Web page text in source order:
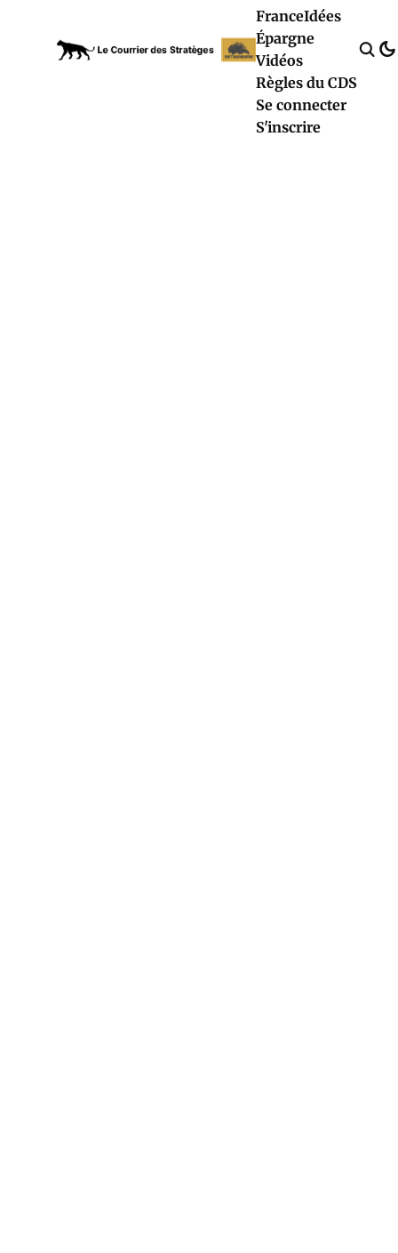
FranceIdées
Épargne
Vidéos
Règles du CDS
Se connecter
S'inscrire